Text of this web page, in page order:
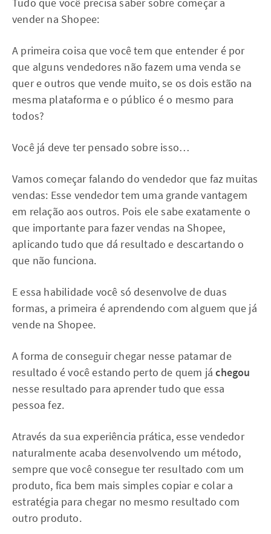
vender na Shopee:
A primeira coisa que você tem que entender é por
que alguns vendedores não fazem uma venda se
quer e outros que vende muito, se os dois estão na
mesma plataforma e o público é o mesmo para
todos?
Você já deve ter pensado sobre isso…
Vamos começar falando do vendedor que faz muitas
vendas: Esse vendedor tem uma grande vantagem
em relação aos outros. Pois ele sabe exatamente o
que importante para fazer vendas na Shopee,
aplicando tudo que dá resultado e descartando o
que não funciona.
E essa habilidade você só desenvolve de duas
formas, a primeira é aprendendo com alguem que já
vende na Shopee.
A forma de conseguir chegar nesse patamar de
resultado é você estando perto de quem já chegou
nesse resultado para aprender tudo que essa
pessoa fez.
Através da sua experiência prática, esse vendedor
naturalmente acaba desenvolvendo um método,
sempre que você consegue ter resultado com um
produto, fica bem mais simples copiar e colar a
estratégia para chegar no mesmo resultado com
outro produto.